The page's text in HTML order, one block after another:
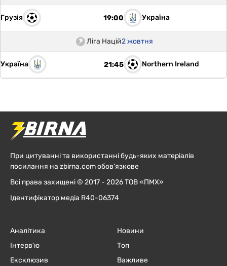
Грузія 19:00 Україна
Ліга Націй2 жовтня
Україна 21:45 Northern Ireland
При цитуванні та використанні будь-яких матеріалів
посилання на zbirna.com обов'язкове
Всі права захищені © 2017 - 2026 ТОВ «ПМХ»
Ідентифікатор медіа R40-06374
Аналітика
Інтерв'ю
Ексклюзив
Новини
Топ
Важливе